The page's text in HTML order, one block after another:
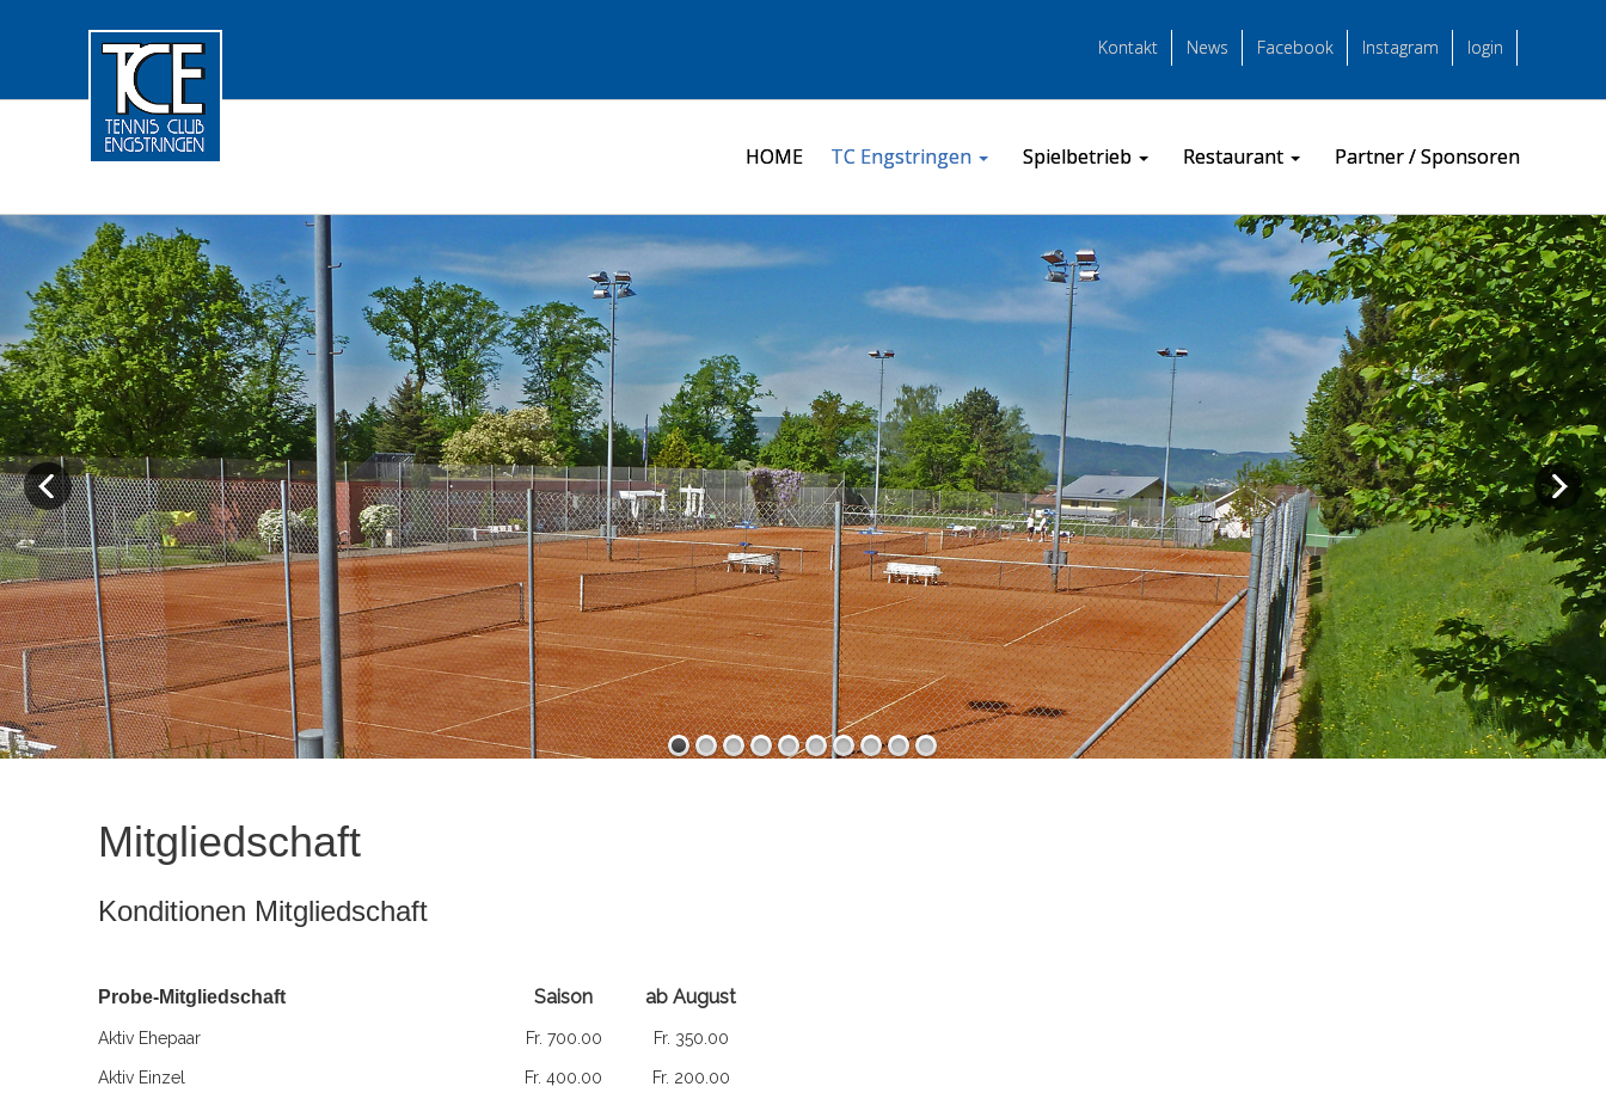
Kontakt News Facebook Instagram login
HOME TC Engstringen Spielbetrieb Restaurant Partner / Sponsoren
Mitgliedschaft
Konditionen Mitgliedschaft
Probe-Mitgliedschaft Saison ab August
Aktiv Ehepaar Fr. 700.00 Fr. 350.00
Aktiv Einzel Fr. 400.00 Fr. 200.00